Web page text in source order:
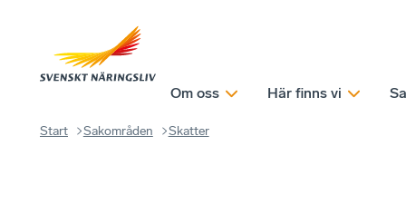
Om oss Här finns vi
Start Sakområden Skatter